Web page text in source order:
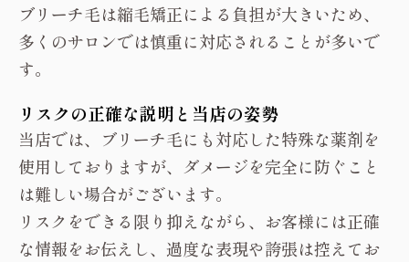
ブリーチ毛は縮毛矯正による負担が大きいため、
多くのサロンでは慎重に対応されることが多いで
す。
リスクの正確な説明と当店の姿勢
当店では、ブリーチ毛にも対応した特殊な薬剤を
使用しておりますが、ダメージを完全に防ぐこと
は難しい場合がございます。
リスクをできる限り抑えながら、お客様には正確
な情報をお伝えし、過度な表現や誇張は控えてお